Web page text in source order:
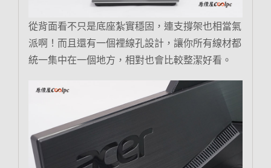
從背面看不只是底座紮實穩固，連支撐架也相當氣
派啊！而且還有一個裡線孔設計，讓你所有線材都
統一集中在一個地方，相對也會比較整潔好看。